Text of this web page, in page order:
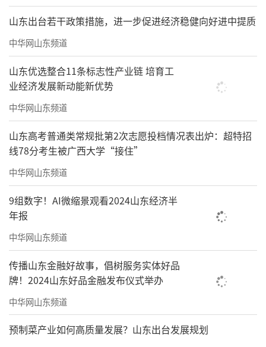
▲梯之网智慧系统
同时，聚焦物业服务痛点，不断孵化新场
景。业主出入小区，是体验物业服务的第一
步。针对疫情期间访客纸质登记不便，查询和
存档不便的痛点，海尚海服务集团打造“智慧
数字登记”，访客扫描二维码登记即可进入小
区，单人通行时间缩短至10s，还能选择输出小
区路径图，直达目的地，全程无接触。
▲智慧数字登记过程示意
No.4、多元业态服务，赋能城市美好未来
山东出台若干政策措施，进一步促进经济稳健向好进中提质
中华网山东频道
山东优选整合11条标志性产业链 培育工
业经济发展新动能新优势
中华网山东频道
山东高考普通类常规批第2次志愿投档情况表出炉：超特招
线78分考生被广西大学“接住”
中华网山东频道
9组数字！AI微缩景观看2024山东经济半
年报
中华网山东频道
传播山东金融好故事，倡树服务实体好品
牌！2024山东好品金融发布仪式举办
中华网山东频道
预制菜产业如何高质量发展？山东出台发展规划